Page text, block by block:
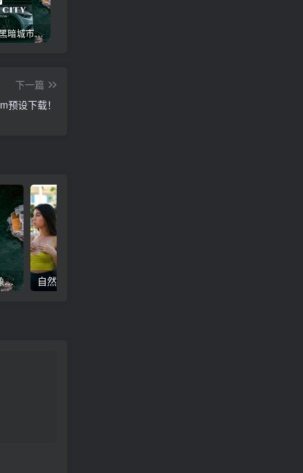
高级电影感黑暗城市汽车人像Lr调色，附手机滤镜PS+Lightroom预设下载！
下一篇
设下载！
高级电影感黑暗城市汽车人像Lr调色，附手机滤镜PS+Lightroom预设下载！